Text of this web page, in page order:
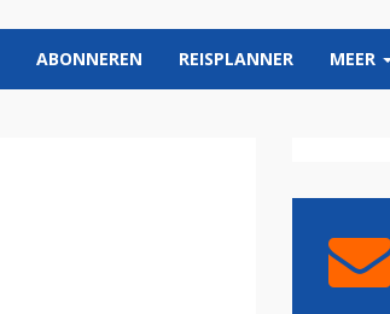
ABONNEREN REISPLANNER MEER